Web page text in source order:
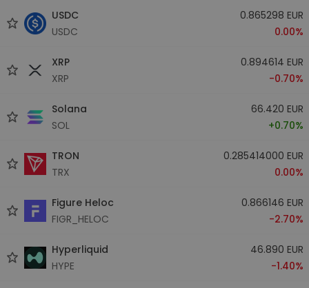
USDC
USDC
0.865298 EUR
0.00%
XRP
XRP
0.894614 EUR
-0.70%
Solana
SOL
66.420 EUR
+0.70%
TRON
TRX
0.285414000 EUR
0.00%
Figure Heloc
FIGR_HELOC
0.866146 EUR
-2.70%
Hyperliquid
HYPE
46.890 EUR
-1.40%